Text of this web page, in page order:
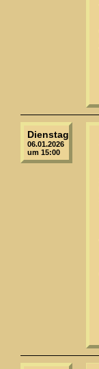
Dienstag
06.01.2026
um 15:00